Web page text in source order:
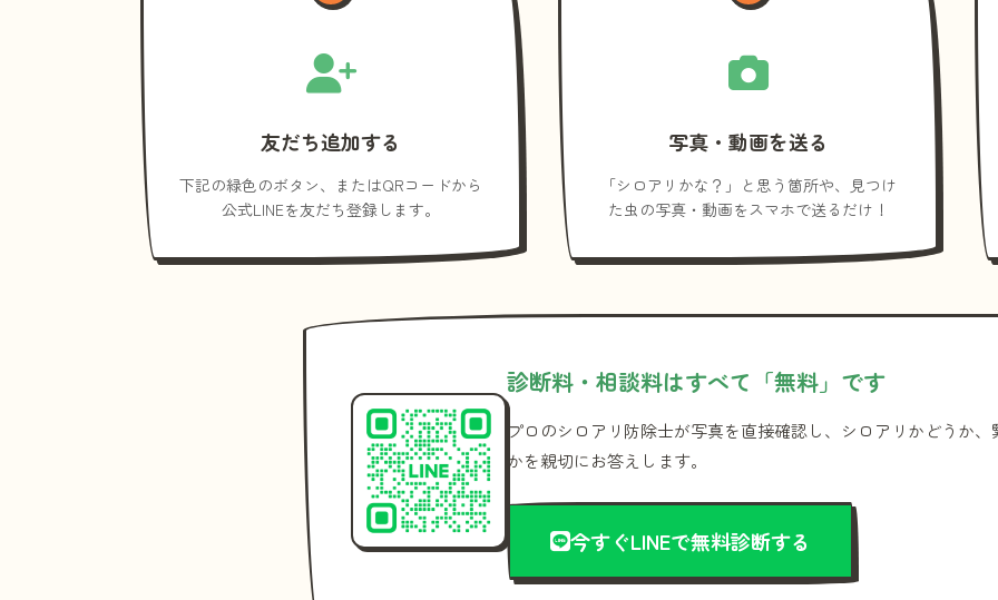
友だち追加する
下記の緑色のボタン、またはQRコードから
公式LINEを友だち登録します。
写真・動画を送る
「シロアリかな？」と思う箇所や、見つけ
た虫の写真・動画をスマホで送るだけ！
診断料・相談料はすべて「無料」です
プロのシロアリ防除士が写真を直接確認し、シロアリかどうか
かを親切にお答えします。
今すぐLINEで無料診断する